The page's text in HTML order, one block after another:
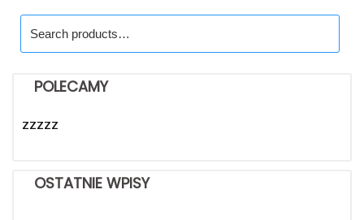
for:
POLECAMY
zzzzz
OSTATNIE WPISY